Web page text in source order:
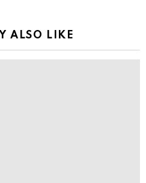
ALSO LIKE